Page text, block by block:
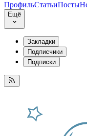
ПрофильСтатьиПосты
Ещё
Закладки
Подписчики
Подписки